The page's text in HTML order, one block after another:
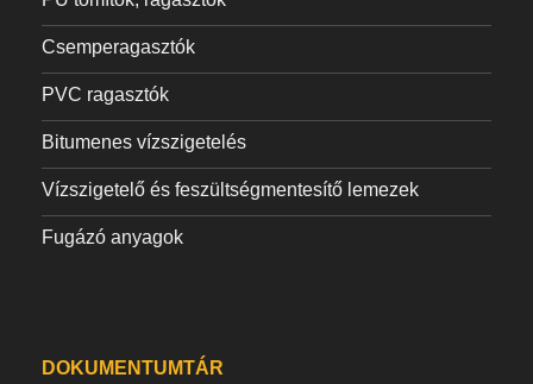
Csemperagasztók
PVC ragasztók
Bitumenes vízszigetelés
Vízszigetelő és feszültségmentesítő lemezek
Fugázó anyagok
DOKUMENTUMTÁR